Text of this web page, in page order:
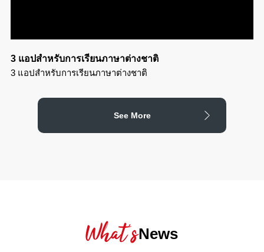
3 แอปสำหรับการเรียนภาษาต่างชาติ
3 แอปสำหรับการเรียนภาษาต่างชาติ
See More
What’sNews